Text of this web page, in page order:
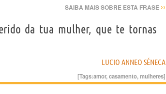
SAIBA MAIS SOBRE ESTA FRASE ››
da tua mulher, que te tornas
LUCIO ANNEO SÉNECA
[Tags:amor,casamento,mulheres]